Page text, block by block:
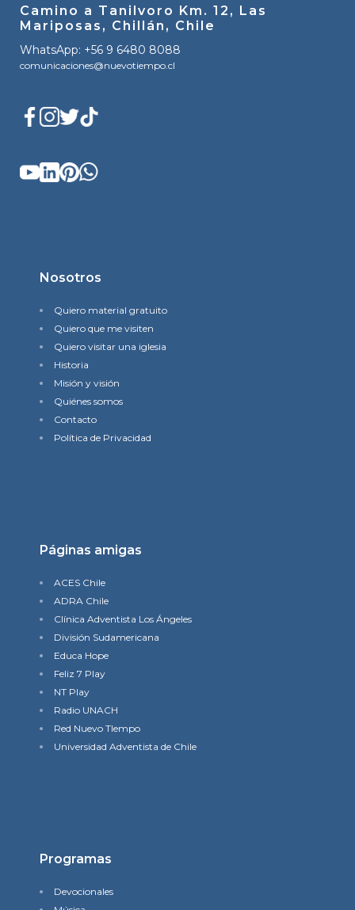
Camino a Tanilvoro Km. 12, Las
Mariposas, Chillán, Chile
WhatsApp: +56 9 6480 8088
comunicaciones@nuevotiempo.cl
Nosotros
Quiero material gratuito
Quiero que me visiten
Quiero visitar una iglesia
Historia
Misión y visión
Quiénes somos
Contacto
Política de Privacidad
Páginas amigas
ACES Chile
ADRA Chile
Clínica Adventista Los Ángeles
División Sudamericana
Educa Hope
Feliz 7 Play
NT Play
Radio UNACH
Red Nuevo TIempo
Universidad Adventista de Chile
Programas
Devocionales